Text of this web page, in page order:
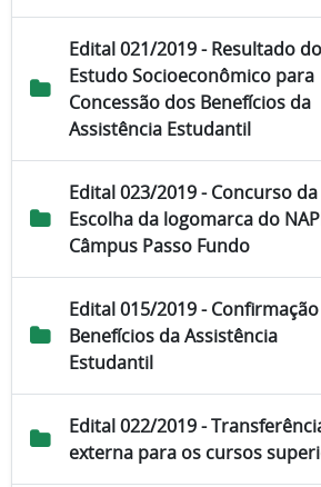
Edital 021/2019 - Resultado do
Estudo Socioeconômico para
Concessão dos Benefícios da
Assistência Estudantil
Edital 023/2019 - Concurso da
Escolha da logomarca do
Câmpus Passo Fundo
Edital 015/2019 -
Benefícios da Assistência
Estudantil
Edital 022/2019 -
externa para os cursos